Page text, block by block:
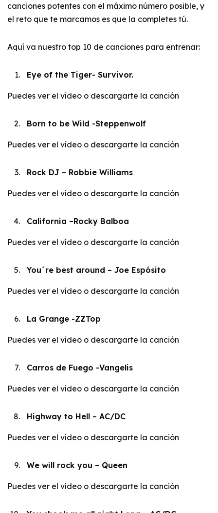
canciones potentes con el máximo número posible, y
el reto que te marcamos es que la completes tú.
Aquí va nuestro top 10 de canciones para entrenar:
Eye of the Tiger- Survivor.
Puedes ver el vídeo o descargarte la canción
Born to be Wild -Steppenwolf
Puedes ver el vídeo o descargarte la canción
Rock DJ – Robbie Williams
Puedes ver el vídeo o descargarte la canción
California –Rocky Balboa
Puedes ver el vídeo o descargarte la canción
You´re best around – Joe Espósito
Puedes ver el vídeo o descargarte la canción
La Grange -ZZTop
Puedes ver el vídeo o descargarte la canción
Carros de Fuego -Vangelis
Puedes ver el vídeo o descargarte la canción
Highway to Hell – AC/DC
Puedes ver el vídeo o descargarte la canción
We will rock you – Queen
Puedes ver el vídeo o descargarte la canción